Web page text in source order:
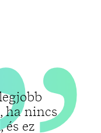
ha nincs
ez